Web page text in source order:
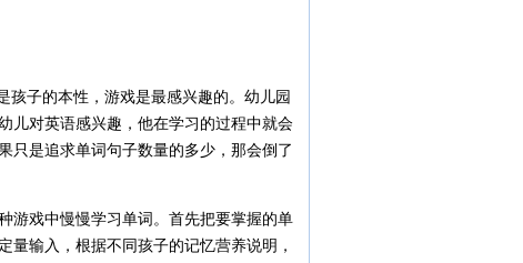
子的本性，游戏是最感兴趣的。幼儿园
儿对英语感兴趣，他在学习的过程中就会
只是追求单词句子数量的多少，那会倒了
戏中慢慢学习单词。首先把要掌握的单
量输入，根据不同孩子的记忆营养说明，